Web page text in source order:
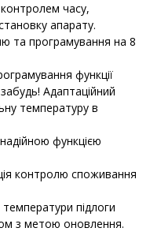
часу,
апарату.
та програмування на 8
функції
Адаптаційний
температуру в
функцією
контролю споживання
підлоги
з метою оновлення.